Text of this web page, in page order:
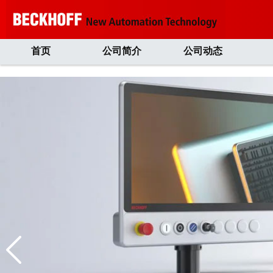
首页 公司简介 公司动态